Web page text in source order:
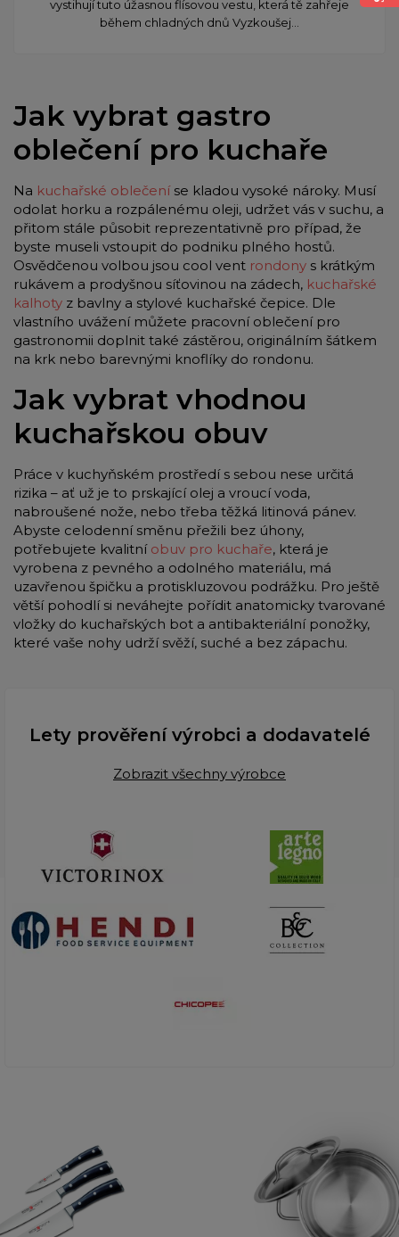
vystihují tuto úžasnou flísovou vestu, která tě zahřeje
během chladných dnů Vyzkoušej...
Jak vybrat gastro
oblečení pro kuchaře
Na kuchařské oblečeníse kladou vysoké nároky. Musí
odolat horku a rozpálenému oleji, udržet vás v suchu, a
přitom stále působit reprezentativně pro případ, že
byste museli vstoupit do podniku plného hostů.
Osvědčenou volbou jsou cool vent rondony s krátkým
rukávem a prodyšnou síťovinou na zádech, kuchařské
kalhoty z bavlny a stylové kuchařské čepice. Dle
vlastního uvážení můžete pracovní oblečení pro
gastronomii doplnit také zástěrou, originálním šátkem
na krk nebo barevnými knoflíky do rondonu.
Jak vybrat vhodnou
kuchařskou obuv
Práce v kuchyňském prostředí s sebou nese určitá
rizika – ať už je to prskající olej a vroucí voda,
nabroušené nože, nebo třeba těžká litinová pánev.
Abyste celodenní směnu přežili bez úhony,
potřebujete kvalitní obuv pro kuchaře, která je
vyrobena z pevného a odolného materiálu, má
uzavřenou špičku a protiskluzovou podrážku. Pro ještě
větší pohodlí si neváhejte pořídit anatomicky tvarované
vložky do kuchařských bot a antibakteriální ponožky,
které vaše nohy udrží svěží, suché a bez zápachu.
Lety prověření výrobci a dodavatelé
Zobrazit všechny výrobce